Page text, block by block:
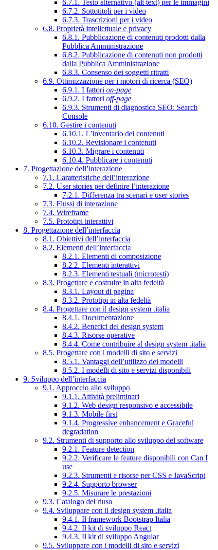
6.7.1. Testo alternativo (alt text) per le immagini
6.7.2. Sottotitoli per i video
6.7.3. Trascrizioni per i video
6.8. Proprietà intellettuale e privacy
6.8.1. Pubblicazione di contenuti prodotti dalla
Pubblica Amministrazione
6.8.2. Pubblicazione di contenuti non prodotti
dalla Pubblica Amministrazione
6.8.3. Consenso dei soggetti ritratti
6.9. Ottimizzazione per i motori di ricerca (SEO)
6.9.1. I fattori on-page
6.9.2. I fattori off-page
6.9.3. Strumenti di diagnostica SEO: Search
Console
6.10. Gestire i contenuti
6.10.1. L’inventario dei contenuti
6.10.2. Revisionare i contenuti
6.10.3. Migrare i contenuti
6.10.4. Pubblicare i contenuti
7. Progettazione dell’interazione
7.1. Caratteristiche dell’interazione
7.2. User stories per definire l’interazione
7.2.1. Differenza tra scenari e user stories
7.3. Flussi di interazione
7.4. Wireframe
7.5. Prototipi interattivi
8. Progettazione dell’interfaccia
8.1. Obiettivi dell’interfaccia
8.2. Elementi dell’interfaccia
8.2.1. Elementi di composizione
8.2.2. Elementi interattivi
8.2.3. Elementi testuali (microtesti)
8.3. Progettare e costruire in alta fedeltà
8.3.1. Layout di pagina
8.3.2. Prototipi in alta fedeltà
8.4. Progettare con il design system .italia
8.4.1. Documentazione
8.4.2. Benefici del design system
8.4.3. Risorse operative
8.4.4. Come contribuire al design system .italia
8.5. Progettare con i modelli di sito e servizi
8.5.1. Vantaggi dell’utilizzo dei modelli
8.5.2. I modelli di sito e servizi disponibili
9. Sviluppo dell’interfaccia
9.1. Approccio allo sviluppo
9.1.1. Attività preliminari
9.1.2. Web design responsivo e accessibile
9.1.3. Mobile first
9.1.4. Progressive enhancement e Graceful
degradation
9.2. Strumenti di supporto allo sviluppo del software
9.2.1. Feature detection
9.2.2. Verificare le feature disponibili con Can I
use
9.2.3. Strumenti e risorse per CSS e JavaScript
9.2.4. Supporto browser
9.2.5. Misurare le prestazioni
9.3. Catalogo del riuso
9.4. Sviluppare con il design system .italia
9.4.1. Il framework Bootstrap Italia
9.4.2. Il kit di sviluppo React
9.4.3. Il kit di sviluppo Angular
9.5. Sviluppare con i modelli di sito e servizi